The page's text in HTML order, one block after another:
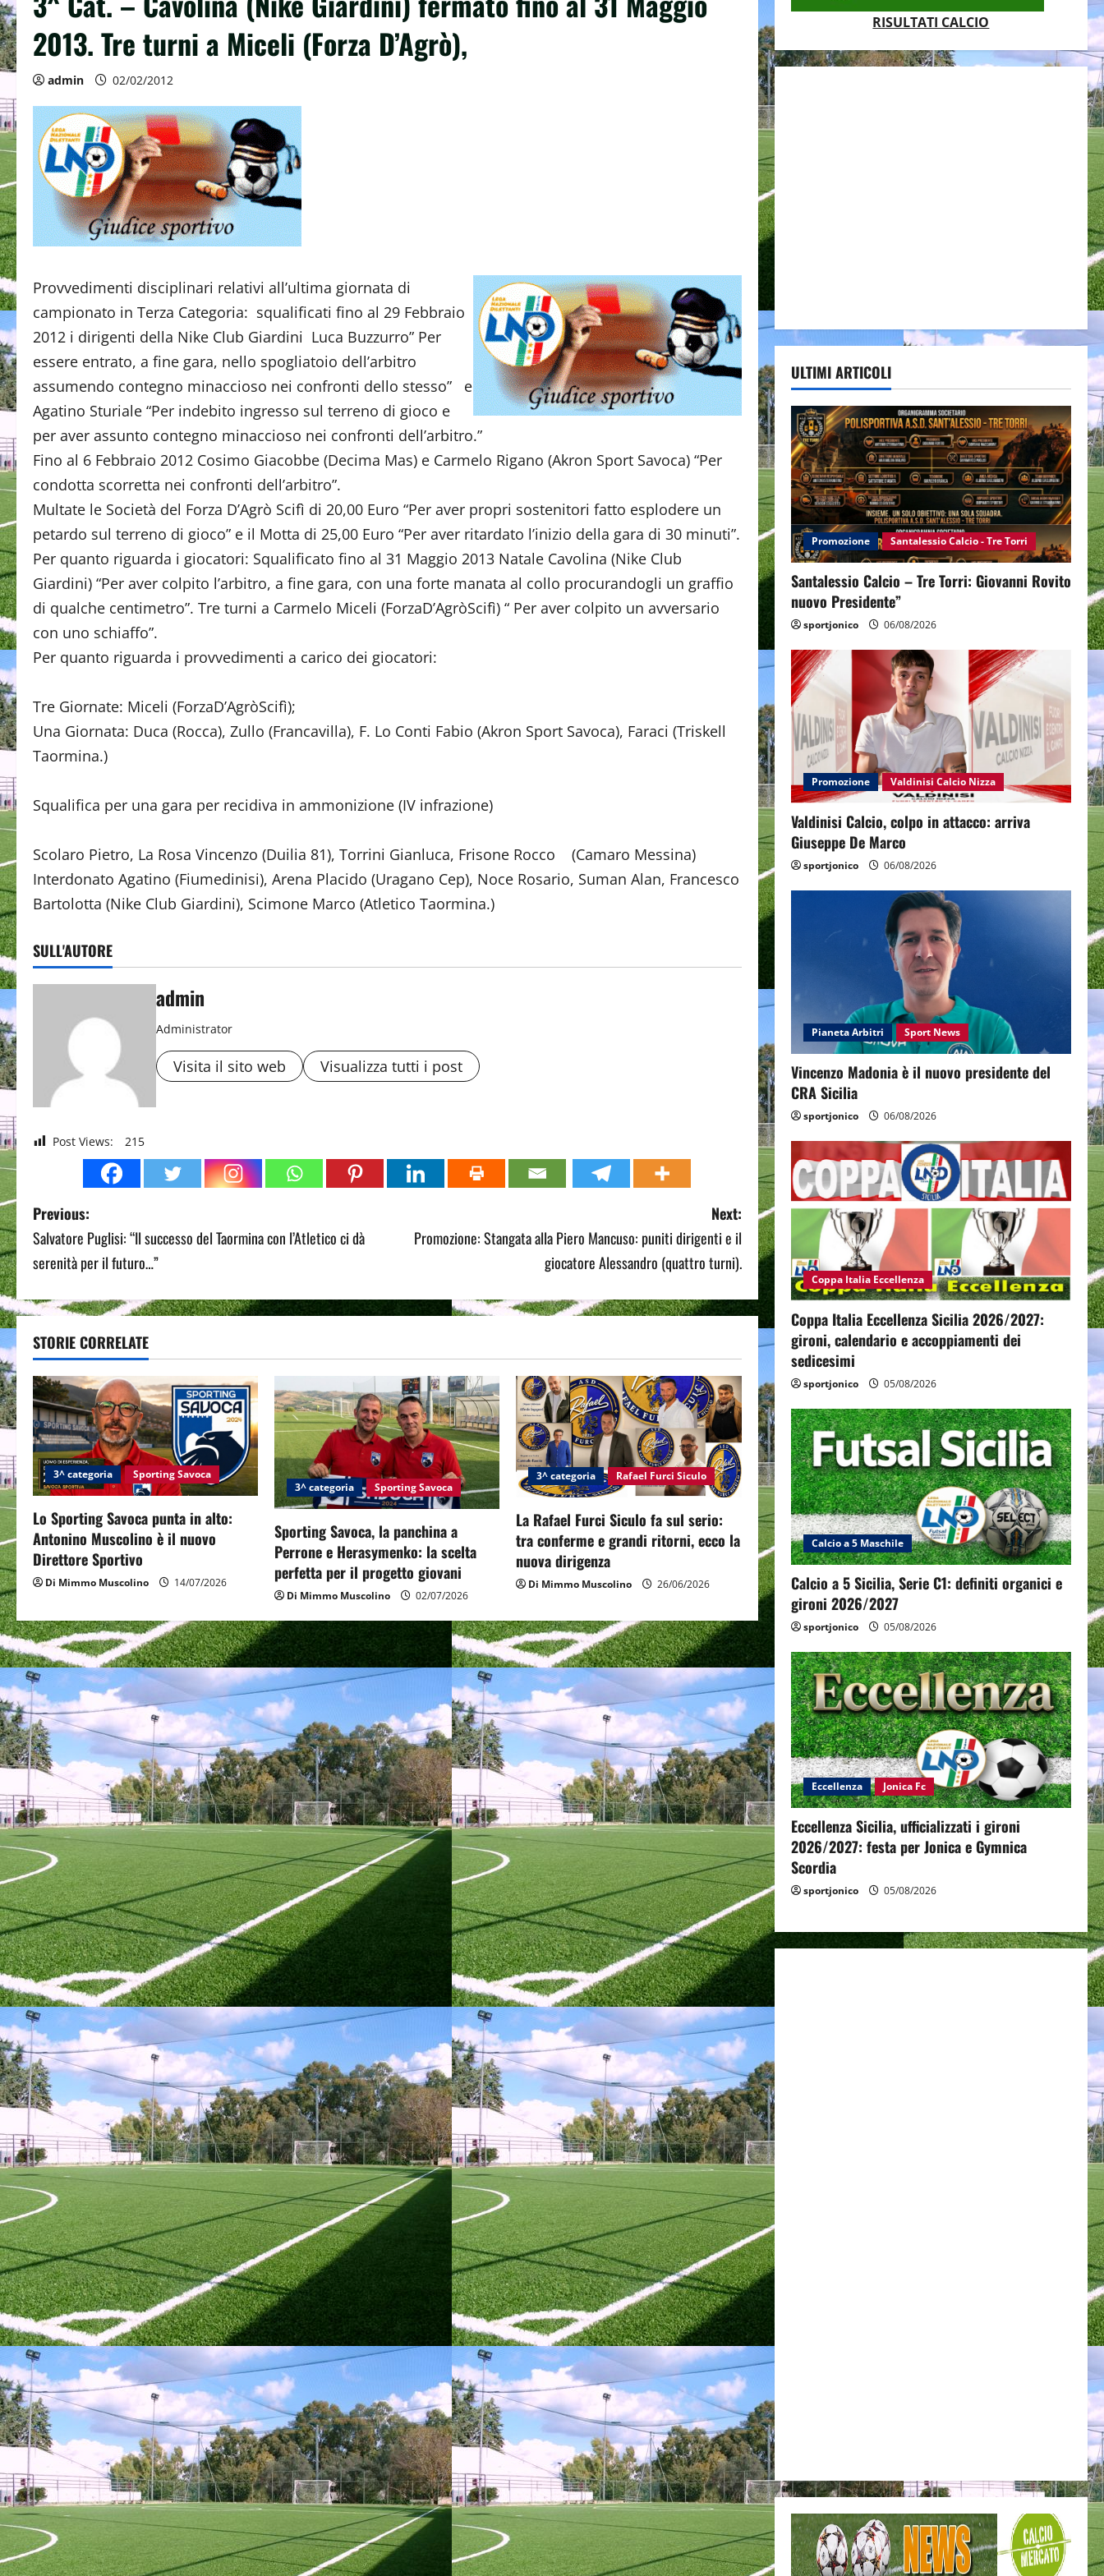
2013. Tre turni a Miceli (Forza D’Agrò),
admin 02/02/2012
Provvedimenti disciplinari relativi all’ultima giornata di
campionato in Terza Categoria: squalificati fino al 29 Febbraio
2012 i dirigenti della Nike Club Giardini Luca Buzzurro” Per
essere entrato, a fine gara, nello spogliatoio dell’arbitro
assumendo contegno minaccioso nei confronti dello stesso” e
Agatino Sturiale “Per indebito ingresso sul terreno di gioco e
per aver assunto contegno minaccioso nei confronti dell’arbitro.”
Fino al 6 Febbraio 2012 Cosimo Giacobbe (Decima Mas) e Carmelo Rigano (Akron Sport Savoca) “Per
condotta scorretta nei confronti dell’arbitro”.
Multate le Società del Forza D’Agrò Scifì di 20,00 Euro “Per aver propri sostenitori fatto esplodere un
petardo sul terreno di gioco” e il Motta di 25,00 Euro “Per aver ritardato l’inizio della gara di 30 minuti”.
Per quanto riguarda i giocatori: Squalificato fino al 31 Maggio 2013 Natale Cavolina (Nike Club
Giardini) “Per aver colpito l’arbitro, a fine gara, con una forte manata al collo procurandogli un graffio
di qualche centimetro”. Tre turni a Carmelo Miceli (ForzaD’AgròScifì) “ Per aver colpito un avversario
con uno schiaffo”.
Per quanto riguarda i provvedimenti a carico dei giocatori:
Tre Giornate: Miceli (ForzaD’AgròScifì);
Una Giornata: Duca (Rocca), Zullo (Francavilla), F. Lo Conti Fabio (Akron Sport Savoca), Faraci (Triskell
Taormina.)
Squalifica per una gara per recidiva in ammonizione (IV infrazione)
Scolaro Pietro, La Rosa Vincenzo (Duilia 81), Torrini Gianluca, Frisone Rocco (Camaro Messina)
Interdonato Agatino (Fiumedinisi), Arena Placido (Uragano Cep), Noce Rosario, Suman Alan, Francesco
Bartolotta (Nike Club Giardini), Scimone Marco (Atletico Taormina.)
SULL'AUTORE
admin
Administrator
Visita il sito web Visualizza tutti i post
Post Views: 215
P
o
t
n
a
v
i
g
a
t
i
o
n
Previous:
Salvatore Puglisi: “Il successo del Taormina con l’Atletico ci dà
serenità per il futuro…”
Next:
Promozione: Stangata alla Piero Mancuso: puniti dirigenti e il
giocatore Alessandro (quattro turni).
STORIE CORRELATE
3^ categoria Sporting Savoca
Lo Sporting Savoca punta in alto:
Antonino Muscolino è il nuovo
Direttore Sportivo
Di Mimmo Muscolino 14/07/2026
3^ categoria Sporting Savoca
Sporting Savoca, la panchina a
Perrone e Herasymenko: la scelta
perfetta per il progetto giovani
Di Mimmo Muscolino 02/07/2026
3^ categoria Rafael Furci Siculo
La Rafael Furci Siculo fa sul serio:
tra conferme e grandi ritorni, ecco la
nuova dirigenza
Di Mimmo Muscolino 26/06/2026
RISULTATI CALCIO
ULTIMI ARTICOLI
Promozione Santalessio Calcio - Tre Torri
Santalessio Calcio – Tre Torri: Giovanni Rovito
nuovo Presidente”
sportjonico 06/08/2026
Promozione Valdinisi Calcio Nizza
Valdinisi Calcio, colpo in attacco: arriva
Giuseppe De Marco
sportjonico 06/08/2026
Pianeta Arbitri Sport News
Vincenzo Madonia è il nuovo presidente del
CRA Sicilia
sportjonico 06/08/2026
Coppa Italia Eccellenza
Coppa Italia Eccellenza Sicilia 2026/2027:
gironi, calendario e accoppiamenti dei
sedicesimi
sportjonico 05/08/2026
Calcio a 5 Maschile
Calcio a 5 Sicilia, Serie C1: definiti organici e
gironi 2026/2027
sportjonico 05/08/2026
Eccellenza Jonica Fc
Eccellenza Sicilia, ufficializzati i gironi
2026/2027: festa per Jonica e Gymnica
Scordia
sportjonico 05/08/2026